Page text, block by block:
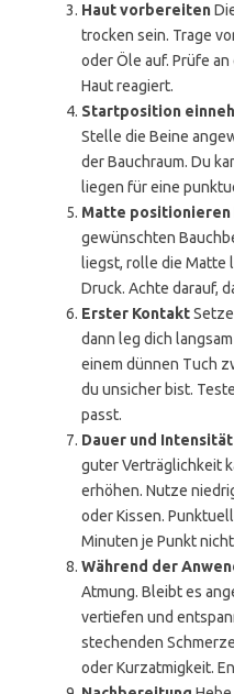
Haut vorbereiten
trocken sein. Trage
oder Öle auf. Prüfe
Haut reagiert.
Startposition
Stelle die Beine
der Bauchraum. Du
liegen für eine
Matte positionieren
gewünschten
liegst, rolle die Matte
Druck. Achte darauf,
Erster Kontakt
dann leg dich
einem dünnen Tuch
du unsicher bist.
passt.
Dauer und Intensität
guter Verträglichkeit
erhöhen. Nutze
oder Kissen.
Minuten je Punkt
Während der
Atmung. Bleibt es
vertiefen und
stechenden
oder Kurzatmigkeit.